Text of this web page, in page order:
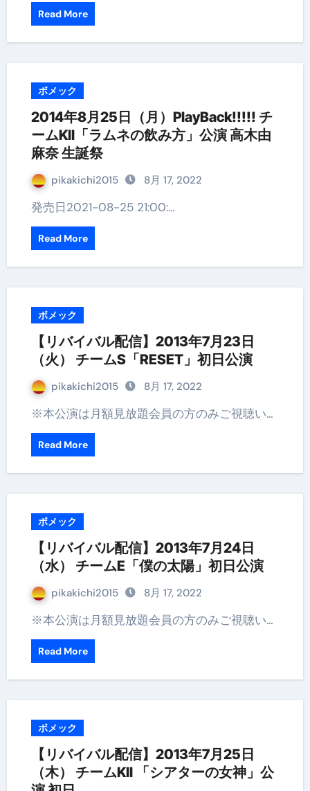
Read More
ボメック
2014年8月25日（月）PlayBack!!!!! チ
ームKII「ラムネの飲み方」公演 高木由
麻奈 生誕祭
pikakichi2015 8月 17, 2022
発売日2021-08-25 21:00:…
Read More
ボメック
【リバイバル配信】2013年7月23日
（火） チームS「RESET」初日公演
pikakichi2015 8月 17, 2022
※本公演は月額見放題会員の方のみご視聴い…
Read More
ボメック
【リバイバル配信】2013年7月24日
（水） チームE「僕の太陽」初日公演
pikakichi2015 8月 17, 2022
※本公演は月額見放題会員の方のみご視聴い…
Read More
ボメック
【リバイバル配信】2013年7月25日
（木） チームKII 「シアターの女神」公